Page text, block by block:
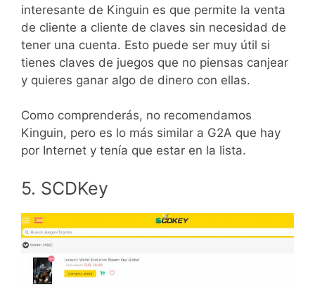
interesante de Kinguin es que permite la venta
de cliente a cliente de claves sin necesidad de
tener una cuenta. Esto puede ser muy útil si
tienes claves de juegos que no piensas canjear
y quieres ganar algo de dinero con ellas.
Como comprenderás, no recomendamos
Kinguin, pero es lo más similar a G2A que hay
por Internet y tenía que estar en la lista.
5. SCDKey